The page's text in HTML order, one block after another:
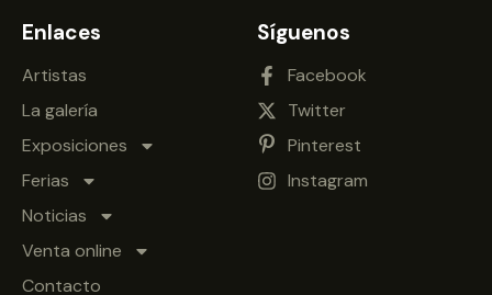
Enlaces
Artistas
La galería
Exposiciones
Ferias
Noticias
Venta online
Contacto
Síguenos
Facebook
Twitter
Pinterest
Instagram